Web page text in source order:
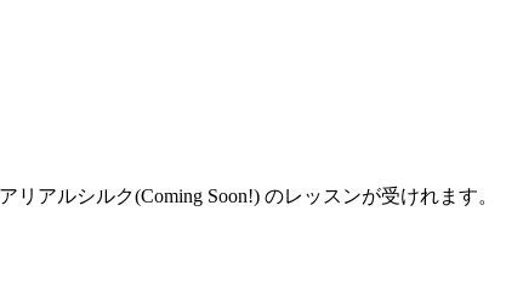
アルシルク(Coming Soon!) のレッスンが受けれます。